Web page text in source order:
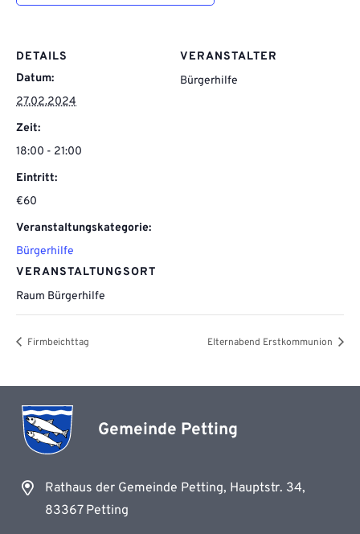
DETAILS
Datum:
27.02.2024
Zeit:
18:00 - 21:00
Eintritt:
€60
Veranstaltungskategorie:
Bürgerhilfe
VERANSTALTUNGSORT
Raum Bürgerhilfe
VERANSTALTER
Bürgerhilfe
Firmbeichttag Elternabend Erstkommunion
Gemeinde Petting
Rathaus der Gemeinde Petting, Hauptstr. 34,
83367 Petting